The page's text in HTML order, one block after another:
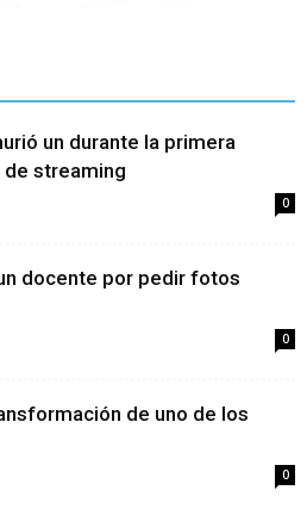
un durante la primera
de streaming
0
docente por pedir fotos
0
de uno de los
0